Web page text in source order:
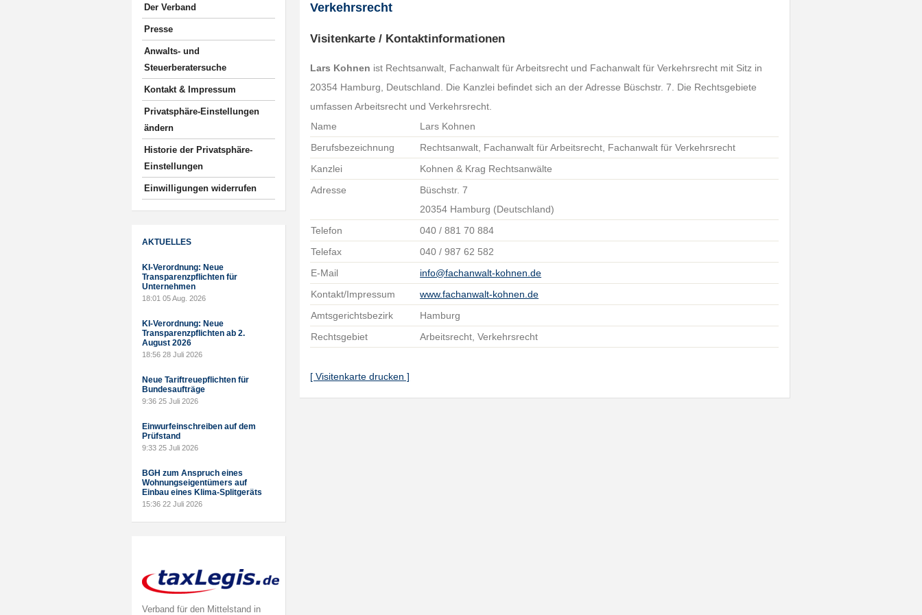
Der Verband
Presse
Anwalts- und
Steuerberatersuche
Kontakt & Impressum
Privatsphäre-Einstellungen
ändern
Historie der Privatsphäre-
Einstellungen
Einwilligungen widerrufen
AKTUELLES
KI-Verordnung: Neue
Transparenzpflichten für
Unternehmen
18:01 05 Aug. 2026
KI-Verordnung: Neue
Transparenzpflichten ab 2.
August 2026
18:56 28 Juli 2026
Neue Tariftreuepflichten für
Bundesaufträge
9:36 25 Juli 2026
Einwurfeinschreiben auf dem
Prüfstand
9:33 25 Juli 2026
BGH zum Anspruch eines
Wohnungseigentümers auf
Einbau eines Klima-Splitgeräts
15:36 22 Juli 2026
Verband für den Mittelstand in
Verkehrsrecht
Visitenkarte / Kontaktinformationen
Lars Kohnen ist Rechtsanwalt, Fachanwalt für Arbeitsrecht und Fachanwalt für Verkehrsrecht mit Sitz in
20354 Hamburg, Deutschland. Die Kanzlei befindet sich an der Adresse Büschstr. 7. Die Rechtsgebiete
umfassen Arbeitsrecht und Verkehrsrecht.
Name
Lars Kohnen
Berufsbezeichnung
Rechtsanwalt, Fachanwalt für Arbeitsrecht, Fachanwalt für Verkehrsrecht
Kanzlei
Kohnen & Krag Rechtsanwälte
Adresse
Büschstr. 7
20354 Hamburg (Deutschland)
Telefon
040 / 881 70 884
Telefax
040 / 987 62 582
E-Mail
info@fachanwalt-kohnen.de
Kontakt/Impressum
www.fachanwalt-kohnen.de
Amtsgerichtsbezirk
Hamburg
Rechtsgebiet
Arbeitsrecht, Verkehrsrecht
[ Visitenkarte drucken ]